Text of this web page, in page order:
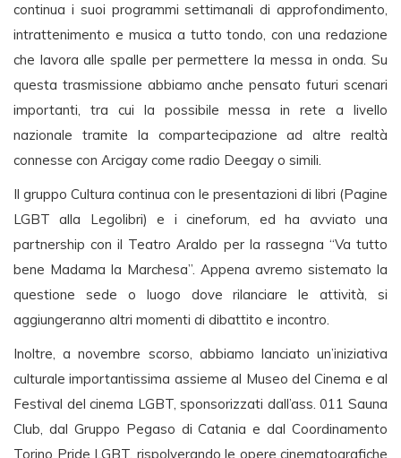
continua i suoi programmi settimanali di approfondimento,
intrattenimento e musica a tutto tondo, con una redazione
che lavora alle spalle per permettere la messa in onda. Su
questa trasmissione abbiamo anche pensato futuri scenari
importanti, tra cui la possibile messa in rete a livello
nazionale tramite la compartecipazione ad altre realtà
connesse con Arcigay come radio Deegay o simili.
Il gruppo Cultura continua con le presentazioni di libri (Pagine
LGBT alla Legolibri) e i cineforum, ed ha avviato una
partnership con il Teatro Araldo per la rassegna “Va tutto
bene Madama la Marchesa”. Appena avremo sistemato la
questione sede o luogo dove rilanciare le attività, si
aggiungeranno altri momenti di dibattito e incontro.
Inoltre, a novembre scorso, abbiamo lanciato un’iniziativa
culturale importantissima assieme al Museo del Cinema e al
Festival del cinema LGBT, sponsorizzati dall’ass. 011 Sauna
Club, dal Gruppo Pegaso di Catania e dal Coordinamento
Torino Pride LGBT, rispolverando le opere cinematografiche